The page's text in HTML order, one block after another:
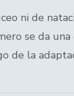
ni de
se da una
de la